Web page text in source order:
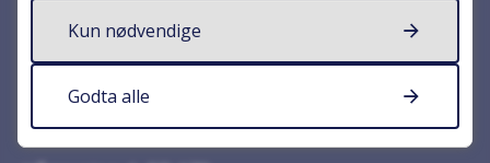
Kontakt oss
Kun nødvendige
Godta alle